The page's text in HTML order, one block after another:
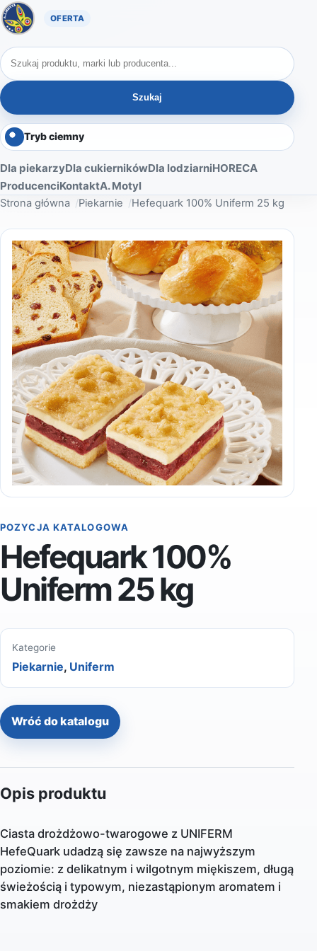
Oferta A. Motyl
Szukaj produktów
Szukaj
Tryb ciemny
Dla piekarzyDla cukiernikówDla lodziarniHORECA
ProducenciKontaktA. Motyl
Strona główna Piekarnie Hefequark 100% Uniferm 25 kg
POZYCJA KATALOGOWA
Hefequark 100%
Uniferm 25 kg
Kategorie
Piekarnie, Uniferm
Wróć do katalogu
Opis produktu
Ciasta drożdżowo-twarogowe z UNIFERM
HefeQuark udadzą się zawsze na najwyższym
poziomie: z delikatnym i wilgotnym miękiszem, długą
świeżością i typowym, niezastąpionym aromatem i
smakiem drożdży